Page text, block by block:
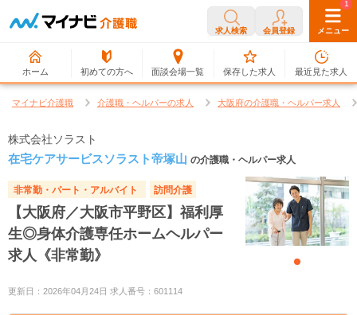
求人検索 会員登録 メニュー
ホーム 初めての方へ 面談会場一覧
0
保存した求人
1
最近見た求人
マイナビ介護職 介護職・ヘルパーの求人 大阪府の介護職・ヘルパー求人
株式会社ソラスト
在宅ケアサービスソラスト帝塚山 の介護職・ヘルパー求人
非常勤・パート・アルバイト 訪問介護
【大阪府／大阪市平野区】福利厚
生◎身体介護専任ホームヘルパー
求人《非常勤》
更新日：2026年04月24日 求人番号：601114